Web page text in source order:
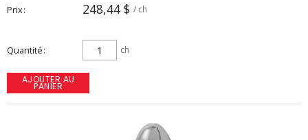
Prix 248,44 $ / ch
Quantité ch
AJOUTER AU
PANIER